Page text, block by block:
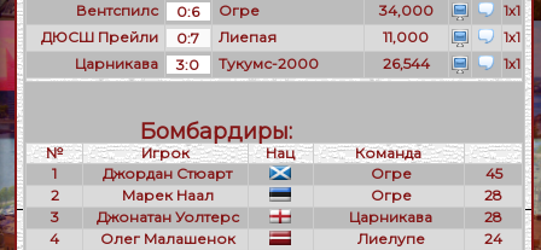
Вентспилс 0:6 Огре 34,000 1x1
ДЮСШ Прейли 0:7 Лиепая 11,000 1x1
Царникава 3:0 Тукумс-2000 26,544 1x1
Бомбардиры:
№ Игрок Нац
Команда
1
Джордан Стюарт Огре
45
2
Марек Наал Огре
28
3
Джонатан Уолтерс Царникава
28
4
Олег Малашенок Лиелупе
24